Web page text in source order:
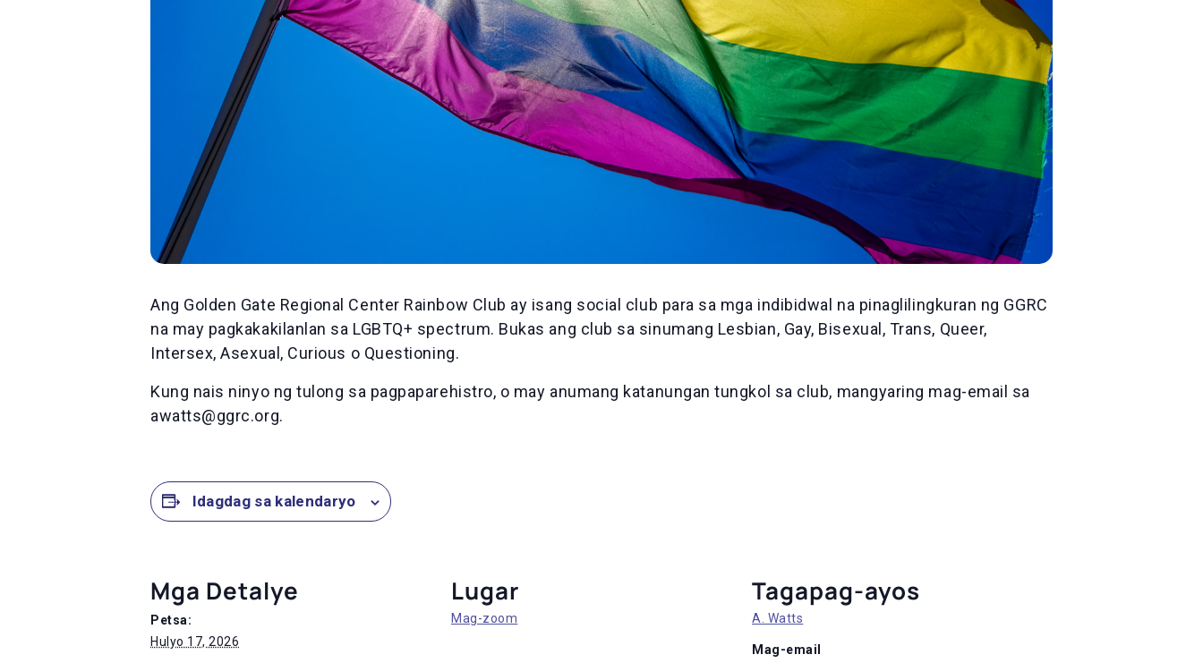
Ang Golden Gate Regional Center Rainbow Club ay isang social club para sa mga indibidwal na pinaglilingkuran ng GGRC
na may pagkakakilanlan sa LGBTQ+ spectrum. Bukas ang club sa sinumang Lesbian, Gay, Bisexual, Trans, Queer,
Intersex, Asexual, Curious o Questioning.
Kung nais ninyo ng tulong sa pagpaparehistro, o may anumang katanungan tungkol sa club, mangyaring mag-email sa
awatts@ggrc.org.
Idagdag sa kalendaryo
Mga Detalye
Petsa:
Hulyo 17, 2026
Lugar
Mag-zoom
Tagapag-ayos
A. Watts
Mag-email